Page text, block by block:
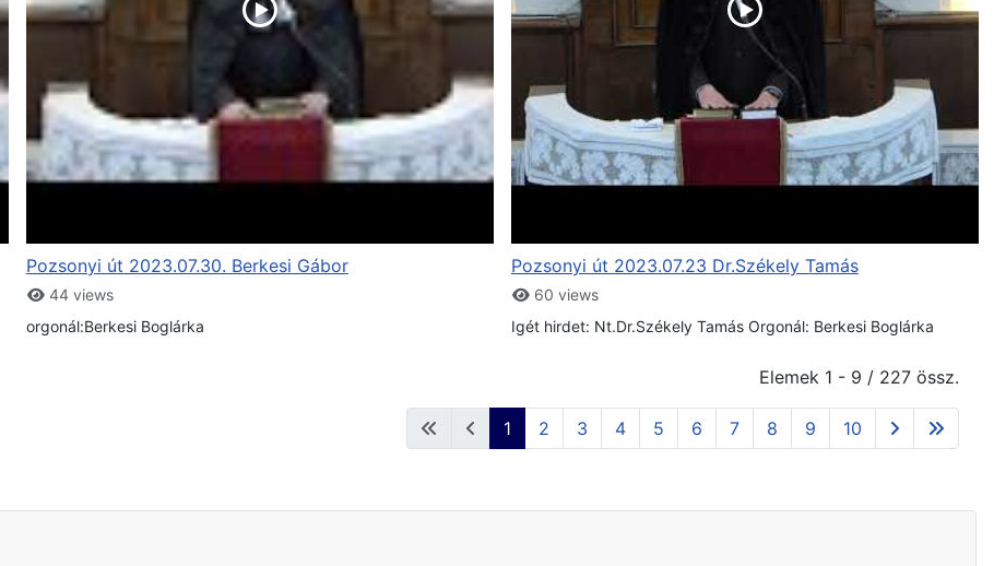
Pozsonyi út 2023.07.30. Berkesi Gábor
44 views
orgonál:Berkesi Boglárka
Pozsonyi út 2023.07.23 Dr.Székely Tamás
60 views
Igét hirdet: Nt.Dr.Székely Tamás Orgonál: Berkesi Boglárka
Elemek 1 - 9 / 227 össz.
1 2 3 4 5 6 7 8 9 10